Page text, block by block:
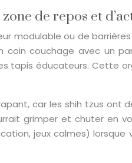
de repos et
modulable ou de
couchage avec un
tapis éducateurs. Cette
car les shih tzus ont
grimper et chuter en
jeux calmes)